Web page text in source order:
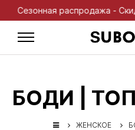
распродажа - Скидки до 60%
БОДИ |
ЖЕНСКОЕ